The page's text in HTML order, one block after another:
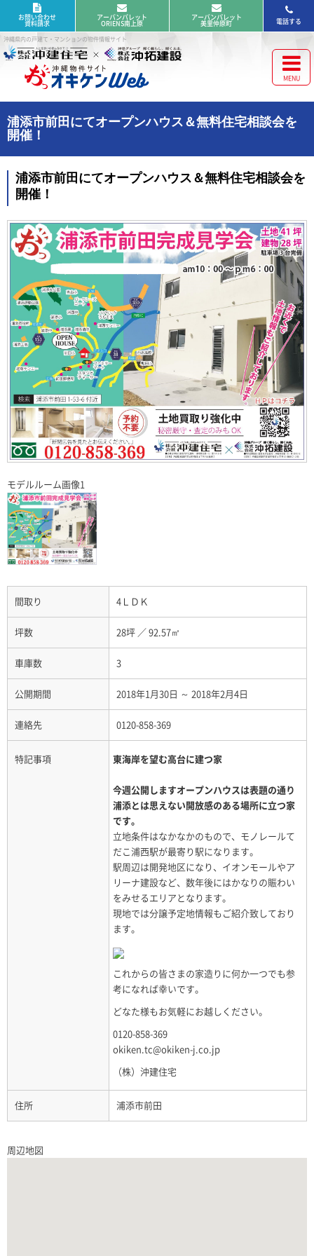
沖縄県内の戸建て・マンションの物件情報サイト
電話する
アーバンパレット
美里仲原町
アーバンパレット
ORIENS南上原
お問い合わせ
資料請求
浦添市前田にてオープンハウス＆無料住宅相談会を
開催！
浦添市前田にてオープンハウス＆無料住宅相談会を
開催！
モデルルーム画像1
間取り 4ＬＤＫ
坪数 28坪 ／92.57㎡
車庫数 3
公開期間 2018年1月30日 ～ 2018年2月4日
連絡先 0120-858-369
特記事項 東海岸を望む高台に建つ家
今週公開しますオープンハウスは表題の通り
浦添とは思えない開放感のある場所に立つ家
です。
立地条件はなかなかのもので、モノレールて
だこ浦西駅が最寄り駅になります。
駅周辺は開発地区になり、イオンモールやア
リーナ建設など、数年後にはかなりの賑わい
をみせるエリアとなります。
現地では分譲予定地情報もご紹介致しており
ます。
これからの皆さまの家造りに何か一つでも参
考になれば幸いです。
どなた様もお気軽にお越しください。
0120-858-369
okiken.tc@okiken-j.co.jp
（株）沖建住宅
住所 浦添市前田
周辺地図